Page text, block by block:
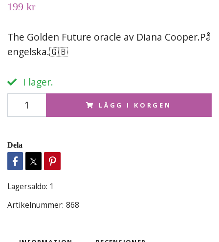
199 kr
The Golden Future oracle av Diana Cooper.På
engelska.🇬🇧
I lager.
LÄGG I KORGEN
Dela
Lagersaldo: 1
Artikelnummer: 868